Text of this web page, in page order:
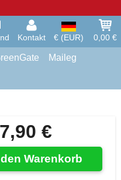
Kontakt € (EUR) 0,00 €
Maileg
€
Warenkorb